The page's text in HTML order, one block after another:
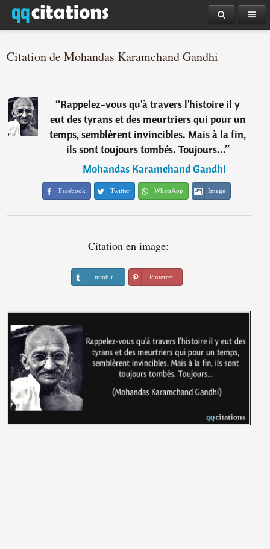
Citation de Mohandas Karamchand Gandhi
“Rappelez-vous qu'à travers l'histoire il y
eut des tyrans et des meurtriers qui pour un
temps, semblèrent invincibles. Mais à la fin,
ils sont toujours tombés. Toujours...”
―Mohandas Karamchand Gandhi
Facebook Twitter WhatsApp Image
Citation en image:
tumblr Pinterest